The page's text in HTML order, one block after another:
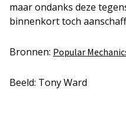
maar ondanks deze
binnenkort toch
Bronnen: Popular
Beeld: Tony Ward